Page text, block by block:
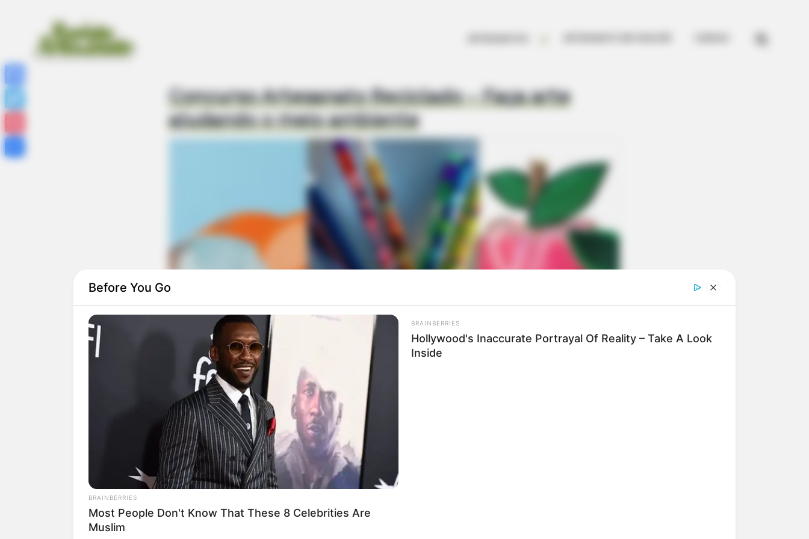
Concurso Artesanato Reciclado – Faça arte
ajudando o meio ambiente
Já pensou em quanto lixo você produz em um dia? Agora multiplique isso por 30, depois
Pinterest
Before You Go
BRAINBERRIES
Most People Don't Know That These 8 Celebrities Are
Muslim
BRAINBERRIES
Hollywood's Inaccurate Portrayal Of Reality – Take A Look
Inside
'The OC' Cast Then And Now - Where Are They 20 Years